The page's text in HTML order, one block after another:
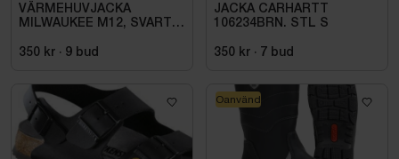
VÄRMEHUVJACKA
MILWAUKEE M12, SVART
350 kr · 9 bud
JACKA CARHARTT
106234BRN. STL S
350 kr · 7 bud
Oanvänd